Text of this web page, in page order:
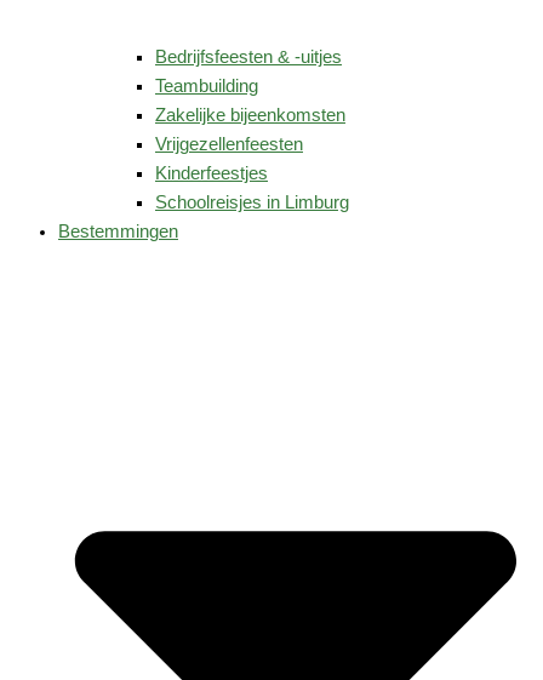
Bedrijfsfeesten & -uitjes
Teambuilding
Zakelijke bijeenkomsten
Vrijgezellenfeesten
Kinderfeestjes
Schoolreisjes in Limburg
Bestemmingen